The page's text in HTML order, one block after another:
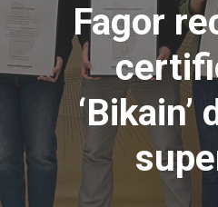
Fagor
‘Bikain’